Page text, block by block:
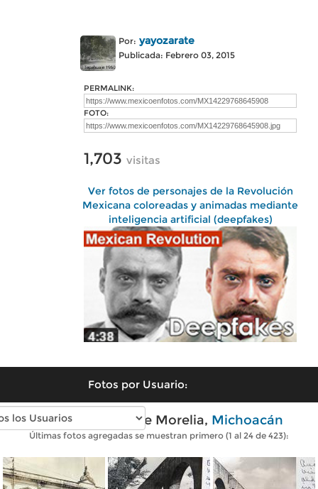
Por: yayozarate
Publicada: Febrero 03, 2015
PERMALINK:
FOTO:
1,703 visitas
Ver fotos de personajes de la Revolución
Mexicana coloreadas y animadas mediante
inteligencia artificial (deepfakes)
Fotos por Usuario:
Fotos antiguas de Morelia, Michoacán
Últimas fotos agregadas se muestran primero (1 al 24 de 423):